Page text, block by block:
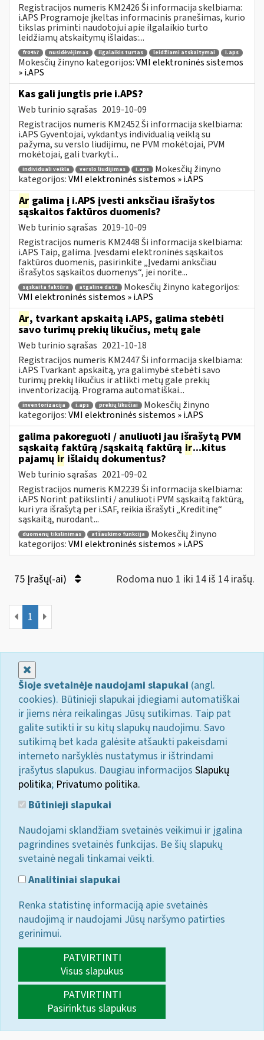
Registracijos numeris KM2426 Ši informacija skelbiama:
i.APS Programoje įkeltas informacinis pranešimas, kurio
tikslas priminti naudotojui apie ilgalaikio turto
leidžiamų atskaitymų išlaidas:...
fr0457 nusidėvėjimas ilgalaikis turtas leidžiami atskaitymai i.aps
Mokesčių žinyno kategorijos:VMI elektroninės sistemos
» i.APS
Kas gali jungtis prie i.APS?
Web turinio sąrašas 2019-10-09
Registracijos numeris KM2452 Ši informacija skelbiama:
i.APS Gyventojai, vykdantys individualią veiklą su
pažyma, su verslo liudijimu, ne PVM mokėtojai, PVM
mokėtojai, gali tvarkyti...
individuali veikla verslo liudijimas i.aps
Mokesčių žinyno
kategorijos:VMI elektroninės sistemos » i.APS
Ar galima į i.APS įvesti anksčiau išrašytos
sąskaitos faktūros duomenis?
Web turinio sąrašas 2019-10-09
Registracijos numeris KM2448 Ši informacija skelbiama:
i.APS Taip, galima. Įvesdami elektroninės sąskaitos
faktūros duomenis, pasirinkite „Įvedami anksčiau
išrašytos sąskaitos duomenys“, jei norite...
sąskaita faktūra atgaline data
Mokesčių žinyno kategorijos:
VMI elektroninės sistemos » i.APS
Ar, tvarkant apskaitą i.APS, galima stebėti
savo turimų prekių likučius, metų gale
Web turinio sąrašas 2021-10-18
Registracijos numeris KM2447 Ši informacija skelbiama:
i.APS Tvarkant apskaitą, yra galimybė stebėti savo
turimų prekių likučius ir atlikti metų gale prekių
inventorizaciją. Programa automatiškai...
inventorizacija i.aps prekių likučiai
Mokesčių žinyno
kategorijos:VMI elektroninės sistemos » i.APS
galima pakoreguoti / anuliuoti jau išrašytą PVM
sąskaitą faktūrą /sąskaitą faktūrą ir...kitus
pajamų ir išlaidų dokumentus?
Web turinio sąrašas 2021-09-02
Registracijos numeris KM2239 Ši informacija skelbiama:
i.APS Norint patikslinti / anuliuoti PVM sąskaitą faktūrą,
kuri yra išrašytą per i.SAF, reikia išrašyti „Kreditinę“
sąskaitą, nurodant...
duomenų tikslinimas atšaukimo funkcija
Mokesčių žinyno
kategorijos:VMI elektroninės sistemos » i.APS
75 Įrašų(-ai) Rodoma nuo 1 iki 14 iš 14 irašų.
1
Šioje svetainėje naudojami slapukai (angl.
cookies). Būtinieji slapukai įdiegiami automatiškai
ir jiems nėra reikalingas Jūsų sutikimas. Taip pat
galite sutikti ir su kitų slapukų naudojimu. Savo
sutikimą bet kada galėsite atšaukti pakeisdami
interneto naršyklės nustatymus ir ištrindami
įrašytus slapukus. Daugiau informacijos Slapukų
politika; Privatumo politika.
Būtinieji slapukai
Naudojami sklandžiam svetainės veikimui ir įgalina
pagrindines svetainės funkcijas. Be šių slapukų
svetainė negali tinkamai veikti.
Analitiniai slapukai
Renka statistinę informaciją apie svetainės
naudojimą ir naudojami Jūsų naršymo patirties
gerinimui.
PATVIRTINTI
Visus slapukus
PATVIRTINTI
Pasirinktus slapukus